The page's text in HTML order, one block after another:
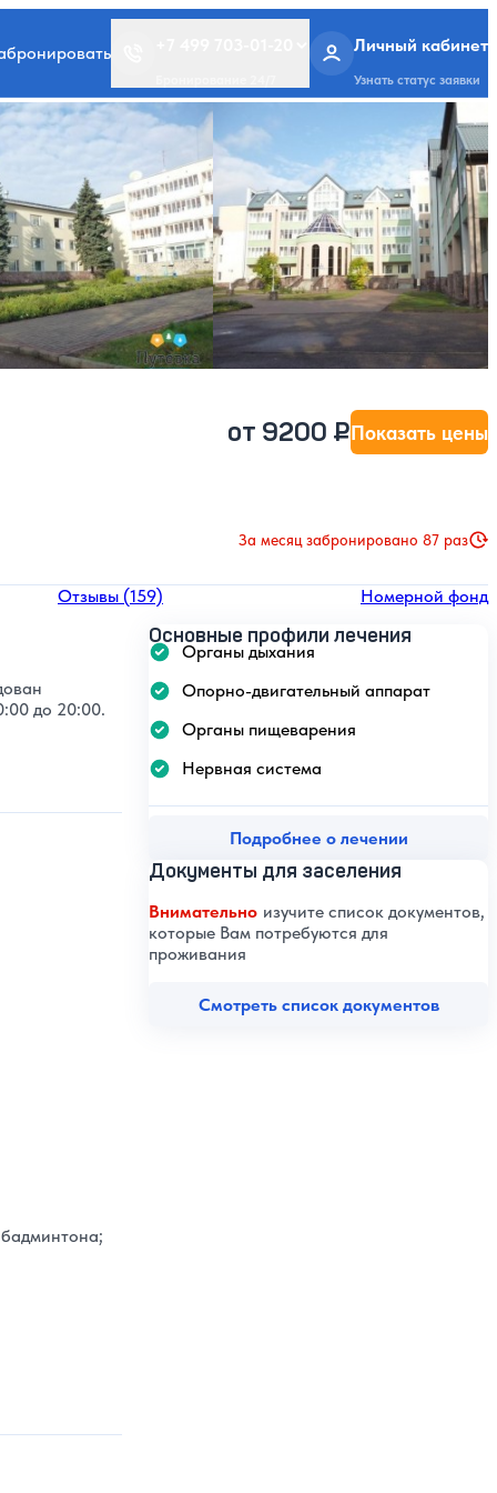
Личный кабинет
Узнать статус заявки
от 9200 ₽Показать цены
За месяц забронировано 87 раз
Отзывы (159) Номерной фонд
до 20:00.
Основные профили лечения
Органы дыхания
Опорно-двигательный аппарат
Органы пищеварения
Нервная система
Подробнее о лечении
Документы для заселения
Внимательно изучите список документов,
которые Вам потребуются для
проживания
Смотреть список документов